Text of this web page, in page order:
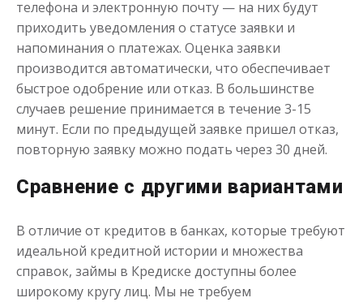
телефона и электронную почту — на них будут
приходить уведомления о статусе заявки и
напоминания о платежах. Оценка заявки
производится автоматически, что обеспечивает
быстрое одобрение или отказ. В большинстве
случаев решение принимается в течение 3-15
минут. Если по предыдущей заявке пришел отказ,
повторную заявку можно подать через 30 дней.
Сравнение с другими вариантами
В отличие от кредитов в банках, которые требуют
идеальной кредитной истории и множества
справок, займы в Кредиске доступны более
широкому кругу лиц. Мы не требуем